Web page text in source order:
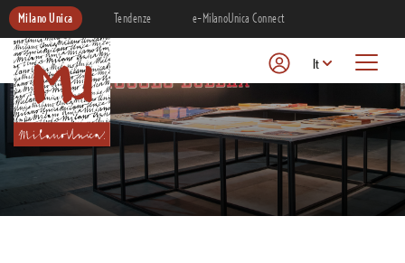
Milano Unica Tendenze e-MilanoUnica Connect
It